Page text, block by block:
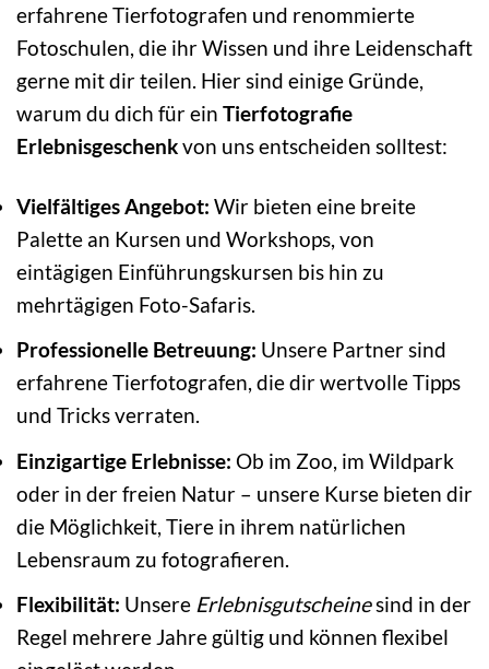
erfahrene Tierfotografen und renommierte
Fotoschulen, die ihr Wissen und ihre Leidenschaft
gerne mit dir teilen. Hier sind einige Gründe,
warum du dich für ein Tierfotografie
Erlebnisgeschenkvon uns entscheiden solltest:
Vielfältiges Angebot: Wir bieten eine breite
Palette an Kursen und Workshops, von
eintägigen Einführungskursen bis hin zu
mehrtägigen Foto-Safaris.
Professionelle Betreuung: Unsere Partner sind
erfahrene Tierfotografen, die dir wertvolle Tipps
und Tricks verraten.
Einzigartige Erlebnisse: Ob im Zoo, im Wildpark
oder in der freien Natur – unsere Kurse bieten dir
die Möglichkeit, Tiere in ihrem natürlichen
Lebensraum zu fotografieren.
Flexibilität: Unsere Erlebnisgutscheinesind in der
Regel mehrere Jahre gültig und können flexibel